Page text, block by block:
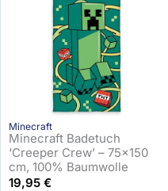
Minecraft
Minecraft Badetuch
‘Creeper Crew’ – 75×150
cm, 100% Baumwolle
19,95 €